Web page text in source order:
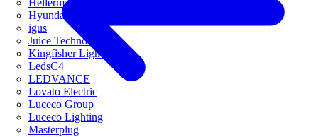
HellermannTyton
Hyundai Electric
igus
Juice Technology
Kingfisher Lighting
LedsC4
LEDVANCE
Lovato Electric
Luceco Group
Luceco Lighting
Masterplug